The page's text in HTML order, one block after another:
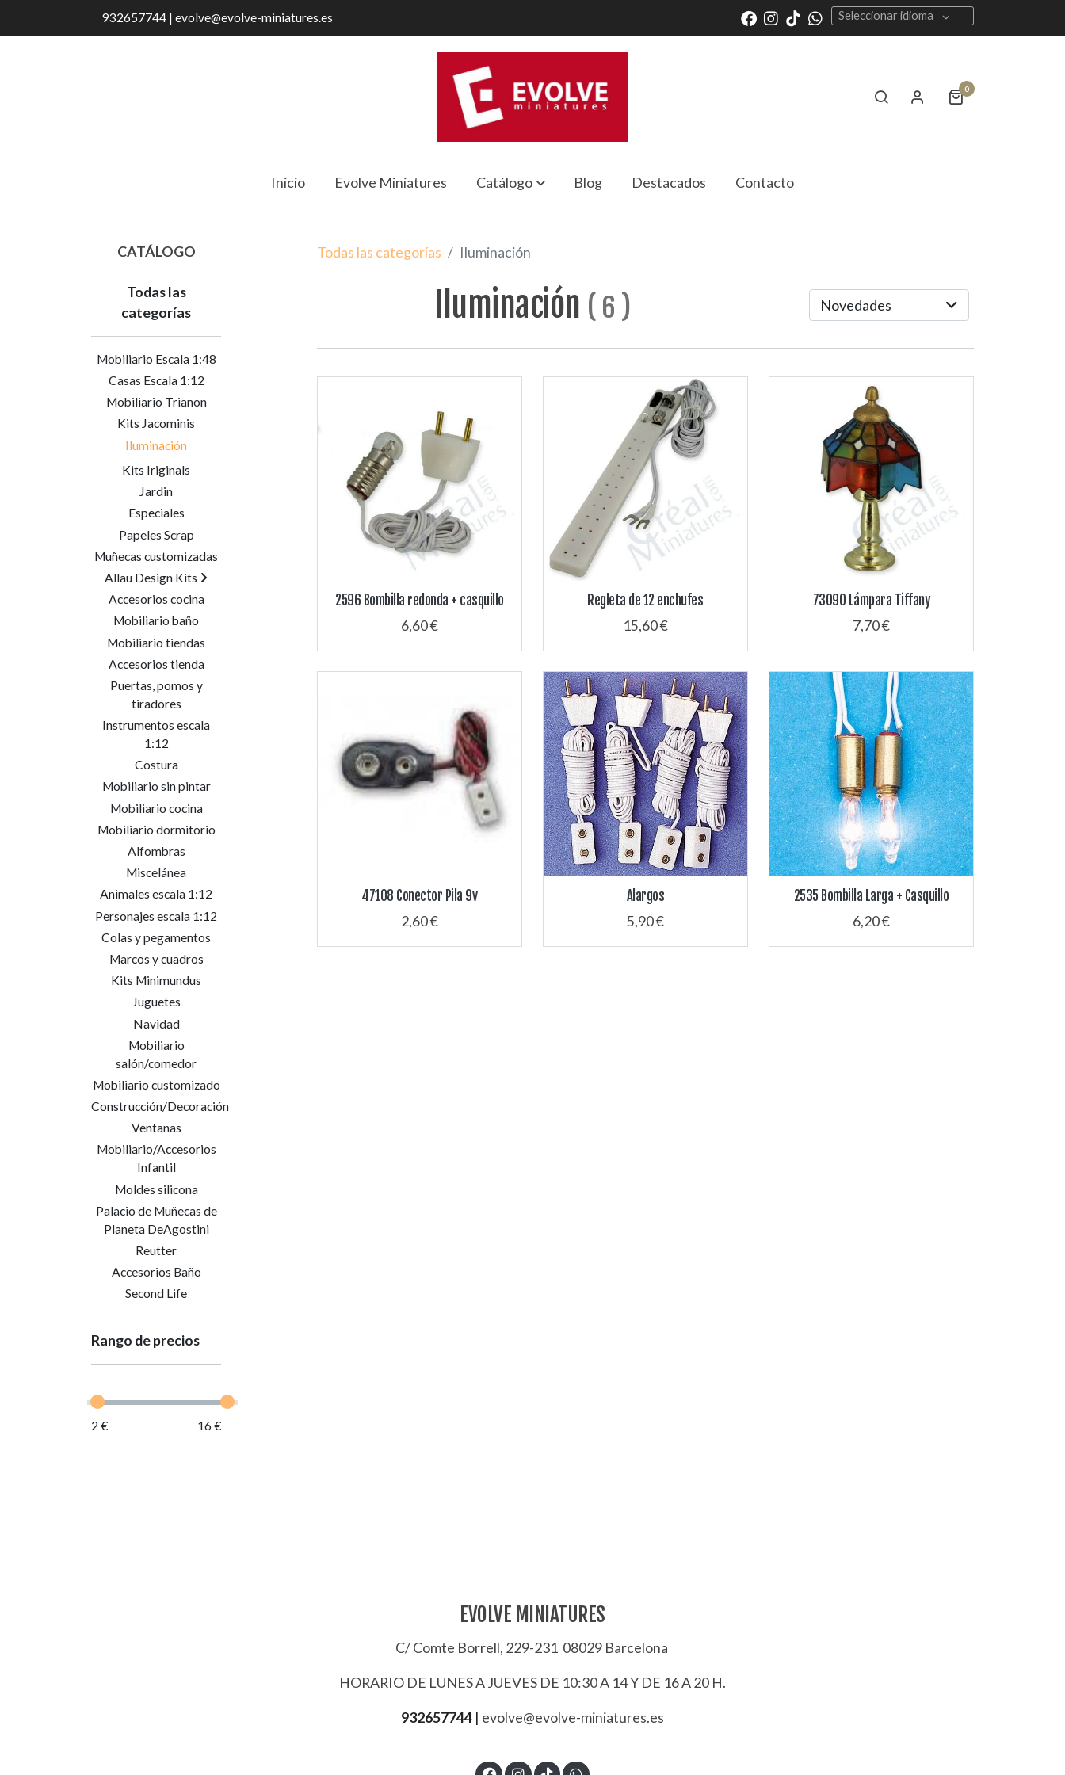
932657744 | evolve@evolve-miniatures.es Seleccionar idioma
0
Inicio Evolve Miniatures Catálogo Blog Destacados Contacto
CATÁLOGO
Todas las
categorías
Mobiliario Escala 1:48
Casas Escala 1:12
Mobiliario Trianon
Kits Jacominis
Iluminación
Kits Iriginals
Jardin
Especiales
Papeles Scrap
Muñecas customizadas
Allau Design Kits
Accesorios cocina
Mobiliario baño
Mobiliario tiendas
Accesorios tienda
Puertas, pomos y
tiradores
Instrumentos escala
1:12
Costura
Mobiliario sin pintar
Mobiliario cocina
Mobiliario dormitorio
Alfombras
Miscelánea
Animales escala 1:12
Personajes escala 1:12
Colas y pegamentos
Marcos y cuadros
Kits Minimundus
Juguetes
Navidad
Mobiliario
salón/comedor
Mobiliario customizado
Construcción/Decoración
Ventanas
Mobiliario/Accesorios
Infantil
Moldes silicona
Palacio de Muñecas de
Planeta DeAgostini
Reutter
Accesorios Baño
Second Life
Rango de precios
2 € 16 €
Todas las categorías Iluminación
Iluminación ( 6 ) Novedades
2596 Bombilla redonda + casquillo
6,60 €
Regleta de 12 enchufes
15,60 €
73090 Lámpara Tiffany
7,70 €
47108 Conector Pila 9v
2,60 €
Alargos
5,90 €
2535 Bombilla Larga + Casquillo
6,20 €
EVOLVE MINIATURES
C/ Comte Borrell, 229-231 08029 Barcelona
HORARIO DE LUNES A JUEVES DE 10:30 A 14 Y DE 16 A 20 H.
932657744 | evolve@evolve-miniatures.es